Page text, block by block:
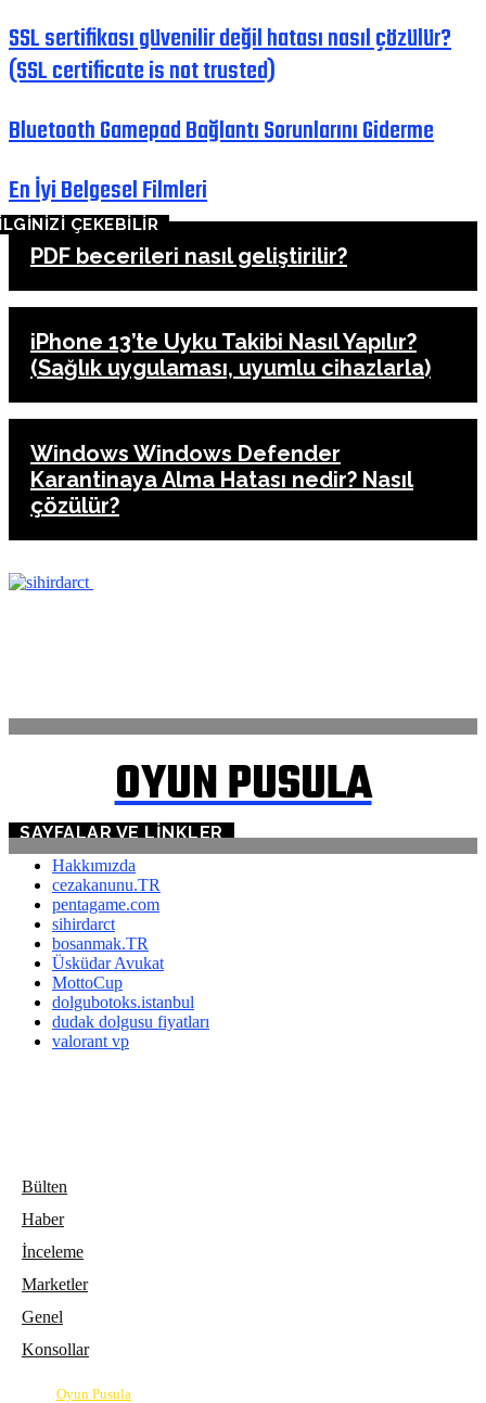
SSL sertifikası güvenilir değil hatası nasıl çözülür?
(SSL certificate is not trusted)
Bluetooth Gamepad Bağlantı Sorunlarını Giderme
En İyi Belgesel Filmleri
ÇEKEBİLİR
PDF becerileri nasıl geliştirilir?
iPhone 13’te Uyku Takibi Nasıl Yapılır?
(Sağlık uygulaması, uyumlu cihazlarla)
Windows Windows Defender
Karantinaya Alma Hatası nedir? Nasıl
çözülür?
OYUN PUSULA
SAYFALAR VE LINKLER
Hakkımızda
cezakanunu.TR
pentagame.com
sihirdarct
bosanmak.TR
Üsküdar Avukat
MottoCup
dolgubotoks.istanbul
dudak dolgusu fiyatları
valorant vp
Bülten
Haber
İnceleme
Marketler
Genel
Konsollar
Oyun Pusula